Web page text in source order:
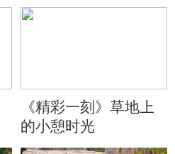
《精彩一刻》草地上
的小憩时光